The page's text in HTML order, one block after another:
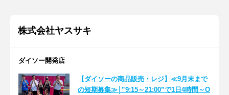
株式会社ヤスサキ
ダイソー開発店
【ダイソーの商品販売・レジ】≪9月末まで
の短期募集≫│”9:15～21:00”で1日4時間～O